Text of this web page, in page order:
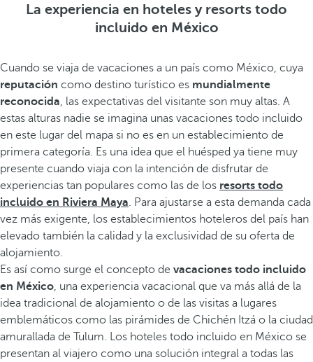
La experiencia en hoteles y resorts todo
incluido en México
Cuando se viaja de vacaciones a un país como México, cuya
reputación como destino turístico es mundialmente
reconocida, las expectativas del visitante son muy altas. A
estas alturas nadie se imagina unas vacaciones todo incluido
en este lugar del mapa si no es en un establecimiento de
primera categoría. Es una idea que el huésped ya tiene muy
presente cuando viaja con la intención de disfrutar de
experiencias tan populares como las de los resorts todo
incluido en Riviera Maya. Para ajustarse a esta demanda cada
vez más exigente, los establecimientos hoteleros del país han
elevado también la calidad y la exclusividad de su oferta de
alojamiento.
Es así como surge el concepto de vacaciones todo incluido
en México, una experiencia vacacional que va más allá de la
idea tradicional de alojamiento o de las visitas a lugares
emblemáticos como las pirámides de Chichén Itzá o la ciudad
amurallada de Tulum. Los hoteles todo incluido en México se
presentan al viajero como una solución integral a todas las